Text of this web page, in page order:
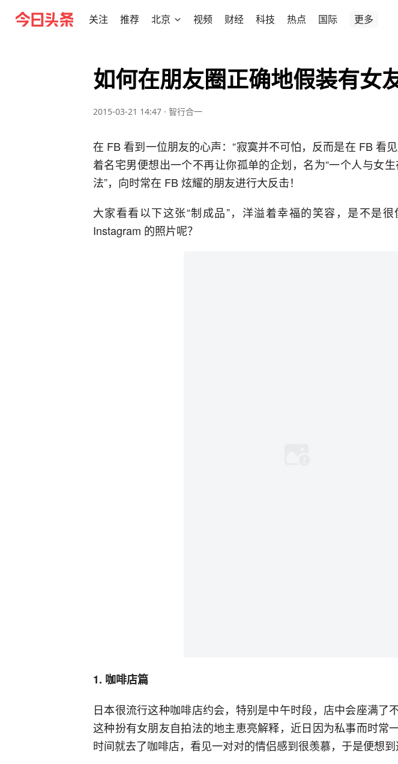
关注 推荐 北京 视频 财经 科技 热点 国际 更多
如何在朋友圈正确地假装有女
2015-03-21 14:47 · 智行合一
在 FB 看到一位朋友的心声：“寂寞并不可怕，反而是在 FB 看
着名宅男便想出一个不再让你孤单的企划，名为“一个人与女
法”，向时常在 FB 炫耀的朋友进行大反击！
大家看看以下这张“制成品”，洋溢着幸福的笑容，是不是
Instagram 的照片呢？
1. 咖啡店篇
日本很流行这种咖啡店约会，特别是中午时段，店中会座满了
这种扮有女朋友自拍法的地主恵亮解释，近日因为私事而时常
时间就去了咖啡店，看见一对对的情侣感到很羡慕，于是便想到